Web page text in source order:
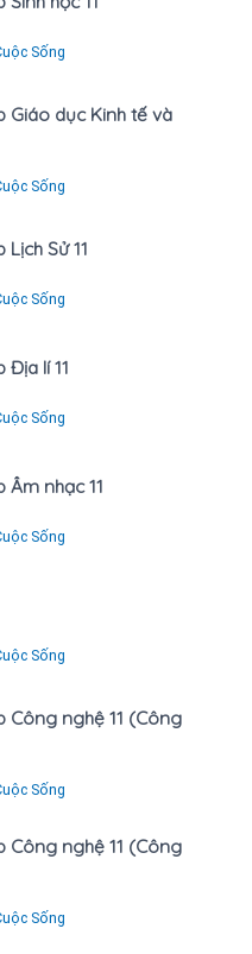
Sống
Giáo dục Kinh tế và
Sống
Sử 11
Sống
Địa lí 11
Sống
Âm nhạc 11
Sống
Sống
Công nghệ 11 (Công
Sống
Công nghệ 11 (Công
Sống